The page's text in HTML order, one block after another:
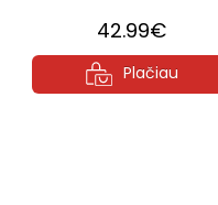
42.99€
Plačiau